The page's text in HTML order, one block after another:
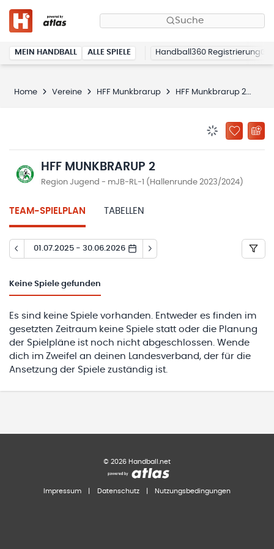
Suche
MEIN HANDBALL ALLE SPIELE Handball360 Registrierung
Home Vereine HFF Munkbrarup HFF Munkbrarup 2
ZU
HFF MUNKBRARUP 2
Region Jugend - mJB-RL-1 (Hallenrunde 2023/2024)
TEAM-SPIELPLAN TABELLEN
01.07.2025 - 30.06.2026
Keine Spiele gefunden
Es sind keine Spiele vorhanden. Entweder es finden im
gesetzten Zeitraum keine Spiele statt oder die Planung
der Spielpläne ist noch nicht abgeschlossen. Wende
dich im Zweifel an deinen Landesverband, der für die
Ansetzung der Spiele zuständig ist.
© 2026 Handball.net
Impressum Datenschutz Nutzungsbedingungen